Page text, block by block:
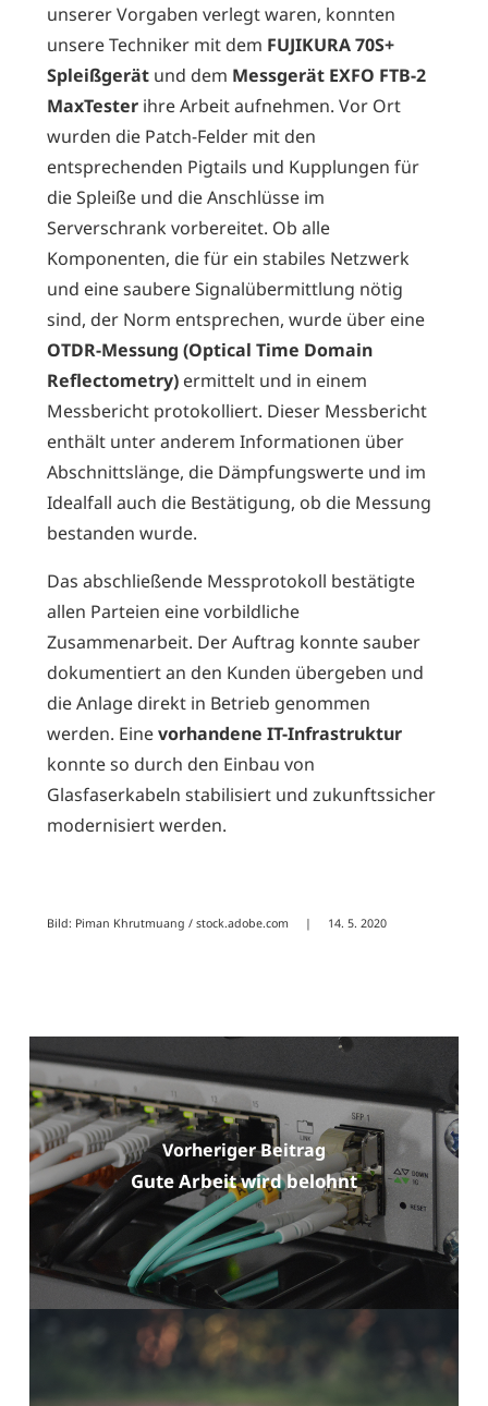
unserer Vorgaben verlegt waren, konnten
unsere Techniker mit dem FUJIKURA 70S+
Spleißgerätund dem Messgerät EXFO FTB-2
MaxTesterihre Arbeit aufnehmen. Vor Ort
wurden die Patch-Felder mit den
entsprechenden Pigtails und Kupplungen für
die Spleiße und die Anschlüsse im
Serverschrank vorbereitet. Ob alle
Komponenten, die für ein stabiles Netzwerk
und eine saubere Signalübermittlung nötig
sind, der Norm entsprechen, wurde über eine
OTDR-Messung (Optical Time Domain
Reflectometry)ermittelt und in einem
Messbericht protokolliert. Dieser Messbericht
enthält unter anderem Informationen über
Abschnittslänge, die Dämpfungswerte und im
Idealfall auch die Bestätigung, ob die Messung
bestanden wurde.
Das abschließende Messprotokoll bestätigte
allen Parteien eine vorbildliche
Zusammenarbeit. Der Auftrag konnte sauber
dokumentiert an den Kunden übergeben und
die Anlage direkt in Betrieb genommen
werden. Einevorhandene IT-Infrastruktur
konnte so durch den Einbau von
Glasfaserkabeln stabilisiert und zukunftssicher
modernisiert werden.
Bild: Piman Khrutmuang / stock.adobe.com | 14. 5. 2020
Vorheriger Beitrag
Gute Arbeit wird belohnt